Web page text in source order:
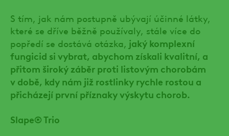
S tím, jak nám postupně ubývají účinné látky,
které se dříve běžně používaly, stále více do
popředí se dostává otázka, jaký komplexní
fungicid si vybrat, abychom získali kvalitní, a
přitom široký záběr proti listovým chorobám
v době, kdy nám již rostlinky rychle rostou a
přicházejí první příznaky výskytu chorob.
Slape® Trio